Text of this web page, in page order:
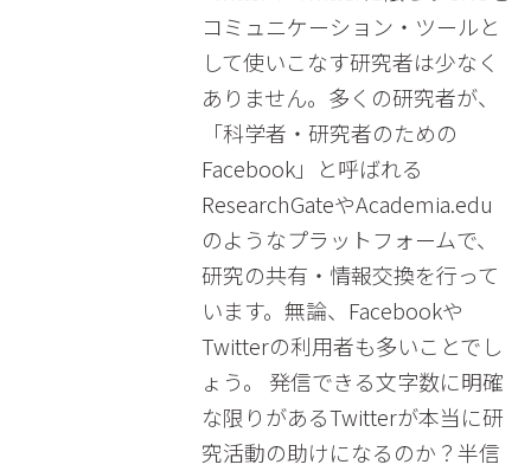
コミュニケーション・ツールと
して使いこなす研究者は少なく
ありません。多くの研究者が、
「科学者・研究者のための
Facebook」と呼ばれる
ResearchGateやAcademia.edu
のようなプラットフォームで、
研究の共有・情報交換を行って
います。無論、Facebookや
Twitterの利用者も多いことでし
ょう。 発信できる文字数に明確
な限りがあるTwitterが本当に研
究活動の助けになるのか？半信